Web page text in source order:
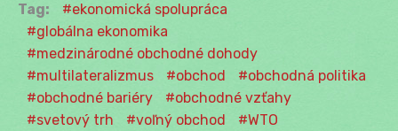
Tag:
ekonomická spolupráca
globálna ekonomika
medzinárodné obchodné dohody
multilateralizmus
obchod
obchodná politika
obchodné bariéry
obchodné vzťahy
svetový trh
voľný obchod
WTO